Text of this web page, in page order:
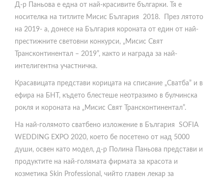
Д-р Паньова е една от най-красивите българки. Тя е
носителка на титлите Мисис България 2018. През лятото
на 2019- а, донесе на България короната от един от най-
престижните световни конкурси, „Мисис Свят
Трансконтинентал – 2019”, както и награда за най-
интелигентна участничка.
Красавицата представи корицата на списание „Сватба” и в
ефира на БНТ, където блестеше неотразимо в булчинска
рокля и короната на „Мисис Свят Трансконтинентал”.
На най-голямото сватбено изложение в България SOFIA
WEDDING EXPO 2020, което бе посетено от над 5000
души, освен като модел, д-р Полина Паньова представи и
продуктите на най-голямата фирмата за красота и
козметика Skin Professional, чийто главен лекар за